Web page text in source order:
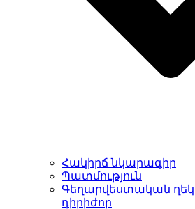
Հակիրճ նկարագիր
Պատմություն
Գեղարվեստական
դիրիժոր